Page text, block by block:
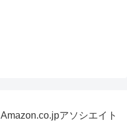
Amazon.co.jpアソシエイト